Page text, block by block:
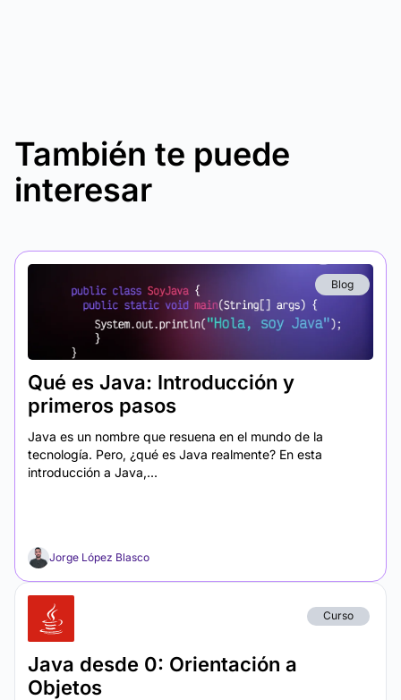
También te puede
interesar
Blog
Qué es Java: Introducción y
primeros pasos
Java es un nombre que resuena en el mundo de la
tecnología. Pero, ¿qué es Java realmente? En esta
introducción a Java,...
Jorge López Blasco
Curso
Java desde 0: Orientación a
Objetos